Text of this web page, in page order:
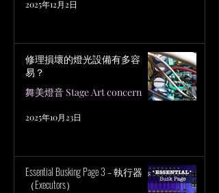
2025年12月2日
修理損壞的燈光設備有多容
易？
舞美燈音 Stage Art concern
2025年10月23日
Essential Busking Page 3 – 執行器
（Executors）